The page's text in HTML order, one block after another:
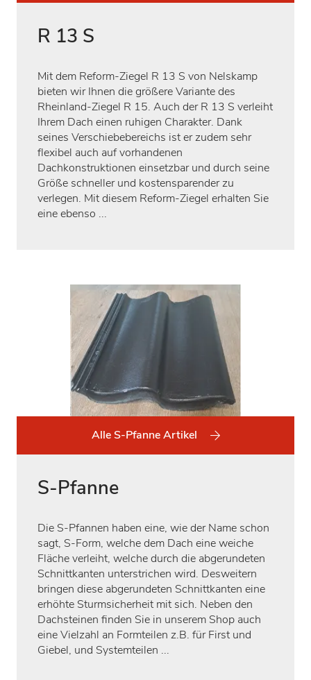
R 13 S
Mit dem Reform-Ziegel R 13 S von Nelskamp
bieten wir Ihnen die größere Variante des
Rheinland-Ziegel R 15. Auch der R 13 S verleiht
Ihrem Dach einen ruhigen Charakter. Dank
seines Verschiebebereichs ist er zudem sehr
flexibel auch auf vorhandenen
Dachkonstruktionen einsetzbar und durch seine
Größe schneller und kostensparender zu
verlegen. Mit diesem Reform-Ziegel erhalten Sie
eine ebenso ...
Alle S-Pfanne Artikel
S-Pfanne
Die S-Pfannen haben eine, wie der Name schon
sagt, S-Form, welche dem Dach eine weiche
Fläche verleiht, welche durch die abgerundeten
Schnittkanten unterstrichen wird. Desweitern
bringen diese abgerundeten Schnittkanten eine
erhöhte Sturmsicherheit mit sich. Neben den
Dachsteinen finden Sie in unserem Shop auch
eine Vielzahl an Formteilen z.B. für First und
Giebel, und Systemteilen ...